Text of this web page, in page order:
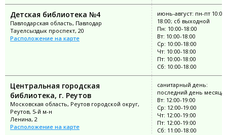
Детская библиотека №4
Павлодарская область, Павлодар
Тауелсыздык проспект, 20
Расположение на карте
июнь-август: пн-пт 10:00-
18:00; сб выходной
Пн: 10:00-18:00
Вт: 10:00-18:00
Ср: 10:00-18:00
Чт: 10:00-18:00
Пт: 10:00-18:00
Сб: 10:00-18:00
Центральная городская
библиотека, г. Реутов
Московская область, Реутов городской округ,
Реутов, 5-й м-н
Ленина, 2
Расположение на карте
санитарный день:
последний день месяца
Вт: 12:00-19:00
Ср: 12:00-19:00
Чт: 12:00-19:00
Пт: 12:00-19:00
Сб: 11:00-18:00